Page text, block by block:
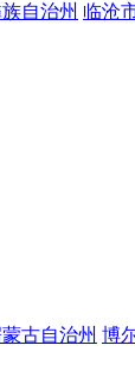
自治州 临沧
古自治州 博